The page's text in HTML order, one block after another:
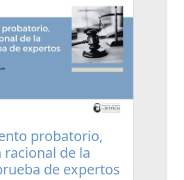
probatorio,
de la
de expertos